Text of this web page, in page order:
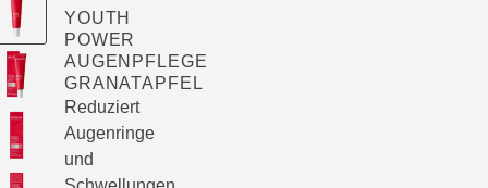
YOUTH
POWER
AUGENPFLEGE
GRANATAPFEL
Reduziert
Augenringe
und